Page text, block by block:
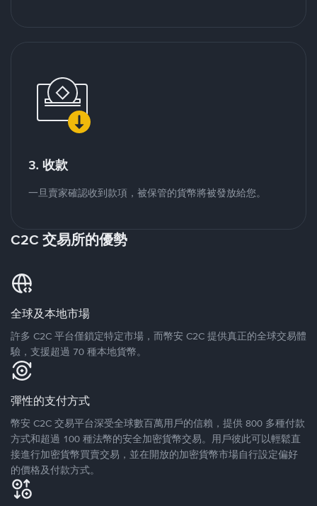
3. 收款
一旦賣家確認收到款項，被保管的貨幣將被發放給您。
C2C 交易所的優勢
全球及本地市場
許多 C2C 平台僅鎖定特定市場，而幣安 C2C 提供真正的全球交易體
驗，支援超過 70 種本地貨幣。
彈性的支付方式
幣安 C2C 交易平台深受全球數百萬用戶的信賴，提供 800 多種付款
方式和超過 100 種法幣的安全加密貨幣交易。用戶彼此可以輕鬆直
接進行加密貨幣買賣交易，並在開放的加密貨幣市場自行設定偏好
的價格及付款方式。